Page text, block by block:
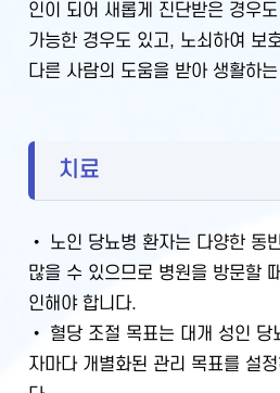
인이 되어 새롭게 진단받은 경우
가능한 경우도 있고, 노쇠하여 보
다른 사람의 도움을 받아 생활하
치료
• 노인 당뇨병 환자는 다양한 동
많을 수 있으므로 병원을 방문할
인해야 합니다.
• 혈당 조절 목표는 대개 성인 당
자마다 개별화된 관리 목표를 설